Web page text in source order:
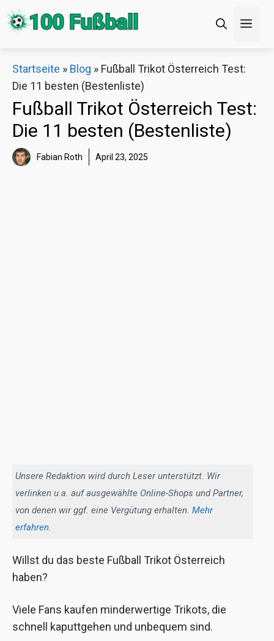
Zum
Inhalt
Startseite » Blog » Fußball Trikot Österreich Test:
Die 11 besten (Bestenliste)
Fußball Trikot Österreich Test:
Die 11 besten (Bestenliste)
Fabian Roth April 23, 2025
Unsere Redaktion wird durch Leser unterstützt. Wir
verlinken u.a. auf ausgewählte Online-Shops und Partner,
von denen wir ggf. eine Vergütung erhalten. Mehr
erfahren.
Willst du das beste Fußball Trikot Österreich
haben?
Viele Fans kaufen minderwertige Trikots, die
schnell kaputtgehen und unbequem sind.
Decathlon Sale
Schaue dir jetzt die meistverkauften Produkte im
Sale bei Decathlon an!